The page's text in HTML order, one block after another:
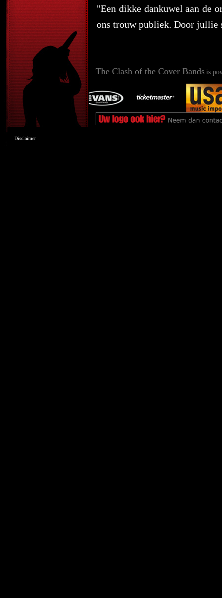
"Een dikke dankuwel aan de
ons trouw publiek. Door
The Clash of the Cover Bands is
Disclaimer